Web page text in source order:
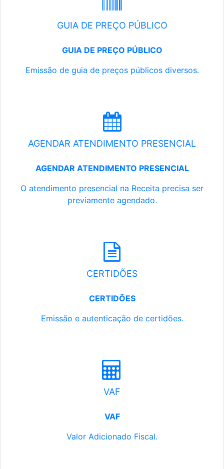
GUIA DE PREÇO PÚBLICO
GUIA DE PREÇO PÚBLICO
Emissão de guia de preços públicos diversos.
AGENDAR ATENDIMENTO PRESENCIAL
AGENDAR ATENDIMENTO PRESENCIAL
O atendimento presencial na Receita precisa ser
previamente agendado.
CERTIDÕES
CERTIDÕES
Emissão e autenticação de certidões.
VAF
VAF
Valor Adicionado Fiscal.